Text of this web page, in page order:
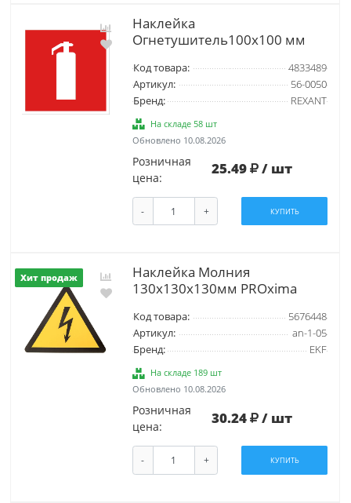
Наклейка
Огнетушитель100х100 мм
Код товара:
4833489
Артикул:
56-0050
Бренд:
REXANT
На складе 58 шт
Обновлено 10.08.2026
Розничная
цена:
25.49 / шт
- + КУПИТЬ
Хит продаж
Наклейка Молния
130х130х130мм PROxima
Код товара:
5676448
Артикул:
an-1-05
Бренд:
EKF
На складе 189 шт
Обновлено 10.08.2026
Розничная
цена:
30.24 / шт
- + КУПИТЬ